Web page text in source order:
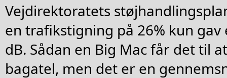
Vejdirektoratets
en trafikstigning på 26% kun
dB. Sådan en Big Mac får det til
bagatel, men det er en